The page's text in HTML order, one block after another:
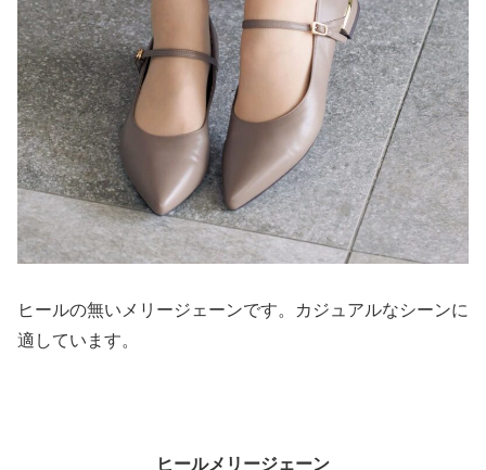
ヒールの無いメリージェーンです。カジュアルなシーンに
適しています。
ヒールメリージェーン